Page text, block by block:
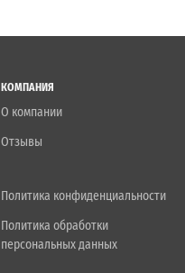
КОМПАНИЯ
О компании
Отзывы
Политика конфиденциальности
Политика обработки
персональных данных